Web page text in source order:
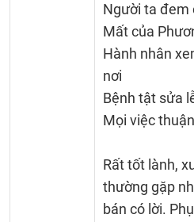
Người ta đem
Mất của
Hành nhân
nơi
Bệnh tật sửa
Mọi việc
Rất tốt lành,
thường gặp
bán có lời.